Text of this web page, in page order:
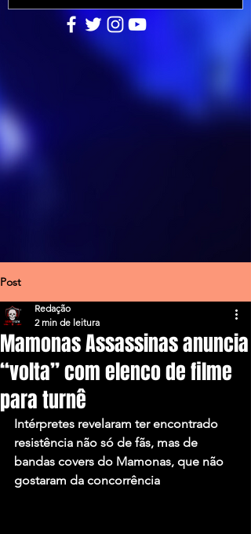
Post
Mamonas Assassinas anuncia
“volta” com elenco de filme
para turnê
Redação
2 min de leitura
Intérpretes revelaram ter encontrado
resistência não só de fãs, mas de
bandas covers do Mamonas, que não
gostaram da concorrência